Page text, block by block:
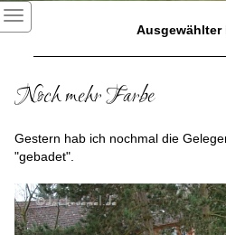
Ausgewählter
Noch mehr Farbe
Gestern hab ich nochmal die
"gebadet".